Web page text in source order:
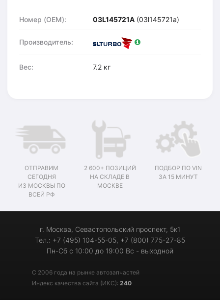
Номер (OEM): 03L145721A (03l145721a)
Производитель:
Вес: 7.2 кг
ОТПРАВИМ
СЕГОДНЯ
ИЗ МОСКВЫ ПО
ВСЕЙ РФ
2 600+ ПОЗИЦИЙ
НА СКЛАДЕ В
МОСКВЕ
ПОДБОР ПО VIN
ЗА 15 МИНУТ
г. Москва, Севастопольский проспект, 5к1
Тел.: +7 (495) 104-55-05, +7 (800) 775-27-85
Пн-Сб с 10:00 до 19:00 Вс - выходной
С 2006 года на рынке автозапчастей
Индекс качества сайта (ИКС): 240